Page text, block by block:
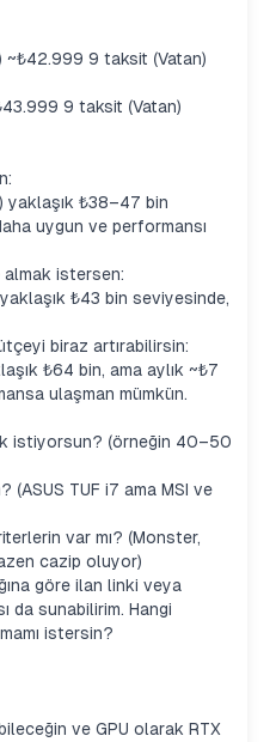
~₺42.999 9 taksit (Vatan)
9 taksit (Vatan)
yaklaşık ₺38–47 bin
uygun ve performansı
almak istersen:
₺43 bin seviyesinde,
biraz artırabilirsin:
₺64 bin, ama aylık ~₺7
ulaşman mümkün.
istiyorsun? (örneğin 40–50
(ASUS TUF i7 ama MSI ve
var mı? (Monster,
cazip oluyor)
göre ilan linki veya
da sunabilirim. Hangi
istersin?
ve GPU olarak RTX